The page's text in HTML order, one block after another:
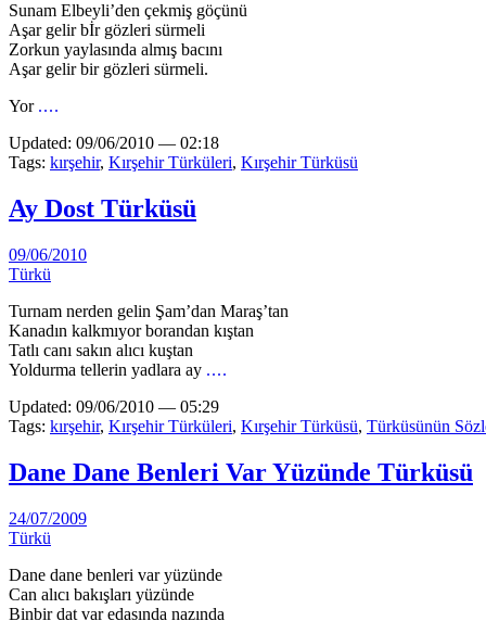
Sunam Elbeyli’den çekmiş göçünü
Aşar gelir bİr gözleri sürmeli
Zorkun yaylasında almış bacını
Aşar gelir bir gözleri sürmeli.
Yor ....
Updated: 09/06/2010 — 02:18
Tags: kırşehir, Kırşehir Türküleri, Kırşehir Türküsü
Ay Dost Türküsü
09/06/2010
Türkü
Turnam nerden gelin Şam’dan Maraş’tan
Kanadın kalkmıyor borandan kıştan
Tatlı canı sakın alıcı kuştan
Yoldurma tellerin yadlara ay ....
Updated: 09/06/2010 — 05:29
Tags: kırşehir, Kırşehir Türküleri, Kırşehir Türküsü, Türküsünün
Dane Dane Benleri Var Yüzünde Türküsü
24/07/2009
Türkü
Dane dane benleri var yüzünde
Can alıcı bakışları yüzünde
Binbir dat var edasında nazında